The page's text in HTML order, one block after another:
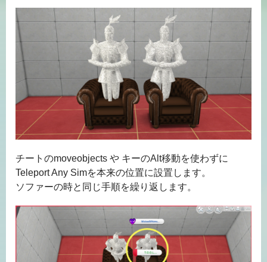
チートのmoveobjects や キーのAlt移動を使わずに
Teleport Any Simを本来の位置に設置します。
ソファーの時と同じ手順を繰り返します。